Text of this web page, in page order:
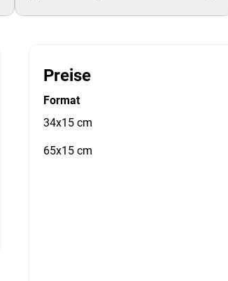
Preise
Format
34x15 cm
65x15 cm